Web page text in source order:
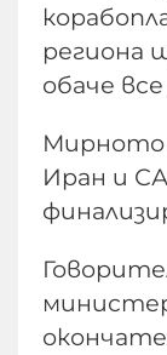
региона
обаче
Мирното
Иран и